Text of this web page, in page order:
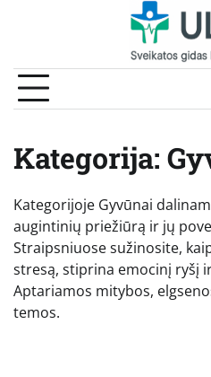
Kategorija:
Kategorijoje Gyvūnai
augintinių priežiūrą ir jų
Straipsniuose sužinosite,
stresą, stiprina emocinį ryšį
Aptariamos mitybos,
temos.